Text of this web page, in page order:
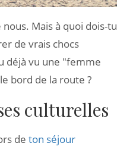
Mais à quoi dois-tu
de vrais chocs
déjà vu une "femme
bord de la route ?
culturelles
de ton séjour